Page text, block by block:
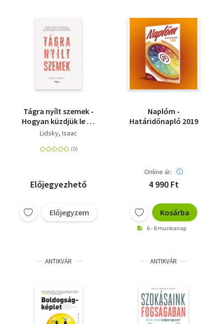
Tágra nyílt szemek -
Hogyan küzdjük le az
akadályokat és
lehetőségeket egy
Lidsky, Isaac
Előjegyezhető
Előjegyzem
Naplóm -
Határidőnapló 2019
Online ár:
4 990 Ft
Kosárba
6 - 8 munkanap
ANTIKVÁR ANTIKVÁR